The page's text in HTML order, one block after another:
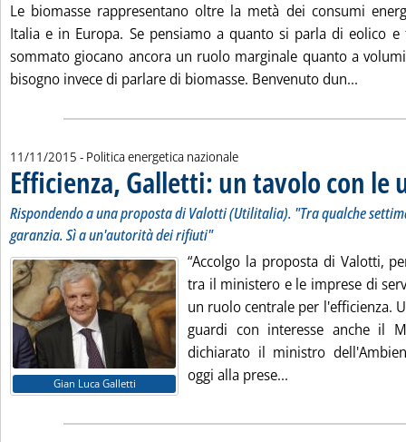
Le biomasse rappresentano oltre la metà dei consumi
Italia e in Europa. Se pensiamo a quanto si parla di eolico
sommato giocano ancora un ruolo marginale quanto a
bisogno invece di parlare di biomasse. Benvenuto dun...
11/11/2015 - Politica energetica nazionale
Efficienza, Galletti: un tavolo con
Rispondendo a una proposta di Valotti (Utilitalia). "Tra qualche
garanzia. Sì a un'autorità dei rifiuti"
Gian Luca Galletti
“Accolgo la proposta di Valotti,
tra il ministero e le imprese di
un ruolo centrale per l'efficienza.
guardi con interesse anche il
dichiarato il ministro
oggi alla prese...